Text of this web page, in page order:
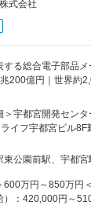
ネージャーとして
住友電工グループ
さまざまな完成車
分散型事業による安
期を迎える自動車業
しており、業界内
力：
式会社
する総合電子部品
200億円｜世界約
い、Digital Cabin
開発体制の強化
ECU開発プ
顧客との調整
＞宇都宮開発セン
イフ宇都宮ビル
：屋内全面禁煙変
ーク含む）
東公園前駅、宇都宮
600万円～850万円
）：420,000円～